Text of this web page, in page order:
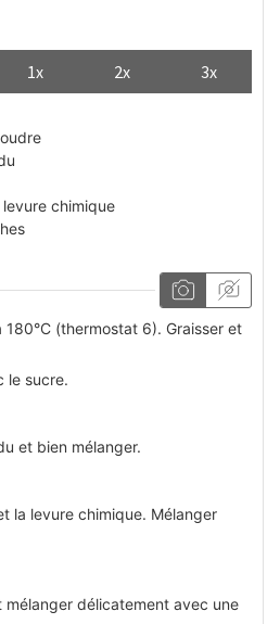
1x 2x 3x
chimique
(thermostat 6). Graisser et
le sucre.
et bien mélanger.
la levure chimique. Mélanger
mélanger délicatement avec une